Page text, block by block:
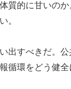
質的に甘いのか
。
出すべきだ。
循環をどう健